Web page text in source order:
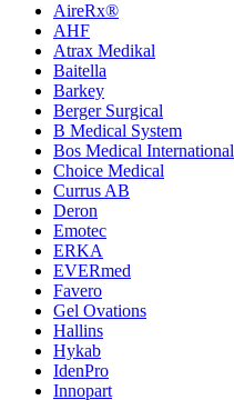
AireRx®
AHF
Atrax Medikal
Baitella
Barkey
Berger Surgical
B Medical System
Bos Medical International
Choice Medical
Currus AB
Deron
Emotec
ERKA
EVERmed
Favero
Gel Ovations
Hallins
Hykab
IdenPro
Innopart